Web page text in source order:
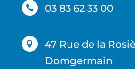
 03 83 62 33 00

47 Rue de la
Domgermain